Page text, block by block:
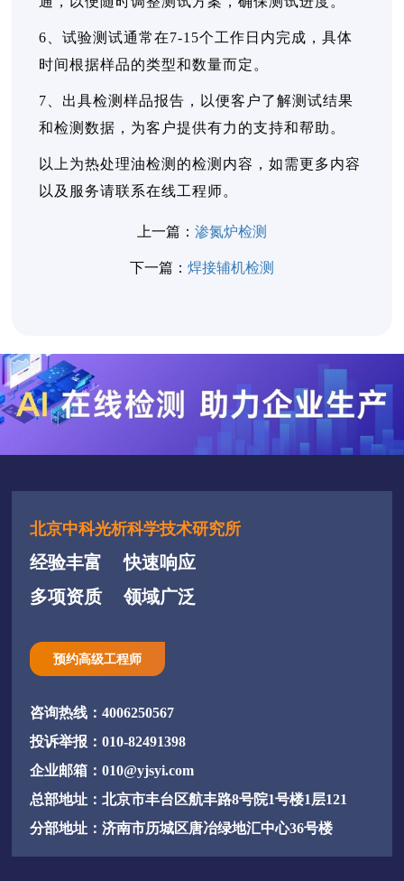
6、试验测试通常在7-15个工作日内完成，具体
时间根据样品的类型和数量而定。
7、出具检测样品报告，以便客户了解测试结果
和检测数据，为客户提供有力的支持和帮助。
以上为热处理油检测的检测内容，如需更多内容
以及服务请联系在线工程师。
上一篇： 渗氮炉检测
下一篇： 焊接辅机检测
北京中科光析科学技术研究所
经验丰富
快速响应
多项资质
领域广泛
预约高级工程师
咨询热线：4006250567
投诉举报：010-82491398
企业邮箱：010@yjsyi.com
总部地址：北京市丰台区航丰路8号院1号楼1层121
分部地址：济南市历城区唐冶绿地汇中心36号楼